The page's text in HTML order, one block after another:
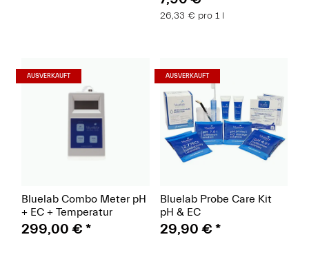
26,33 € pro 1 l
AUSVERKAUFT (Paket)
Bluelab Combo Meter pH
+ EC + Temperatur
299,00 € *
AUSVERKAUFT
Bluelab Probe Care Kit
pH & EC
29,90 € *